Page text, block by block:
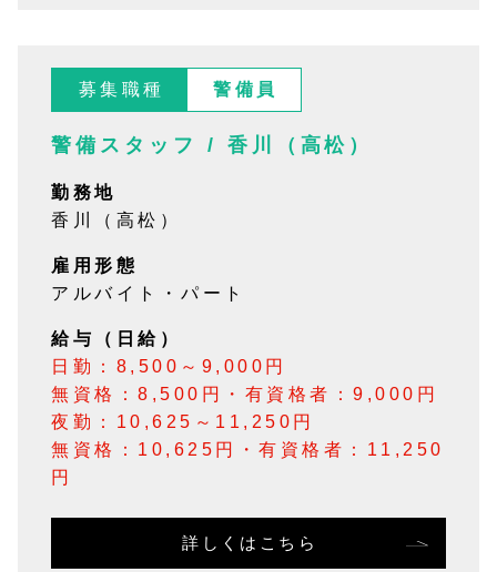
募集職種 警備員
警備スタッフ / 香川（高松）
勤務地
香川（高松）
雇用形態
アルバイト・パート
給与（日給）
日勤：8,500～9,000円
無資格：8,500円・有資格者：9,000円
夜勤：10,625～11,250円
無資格：10,625円・有資格者：11,250
円
詳しくはこちら